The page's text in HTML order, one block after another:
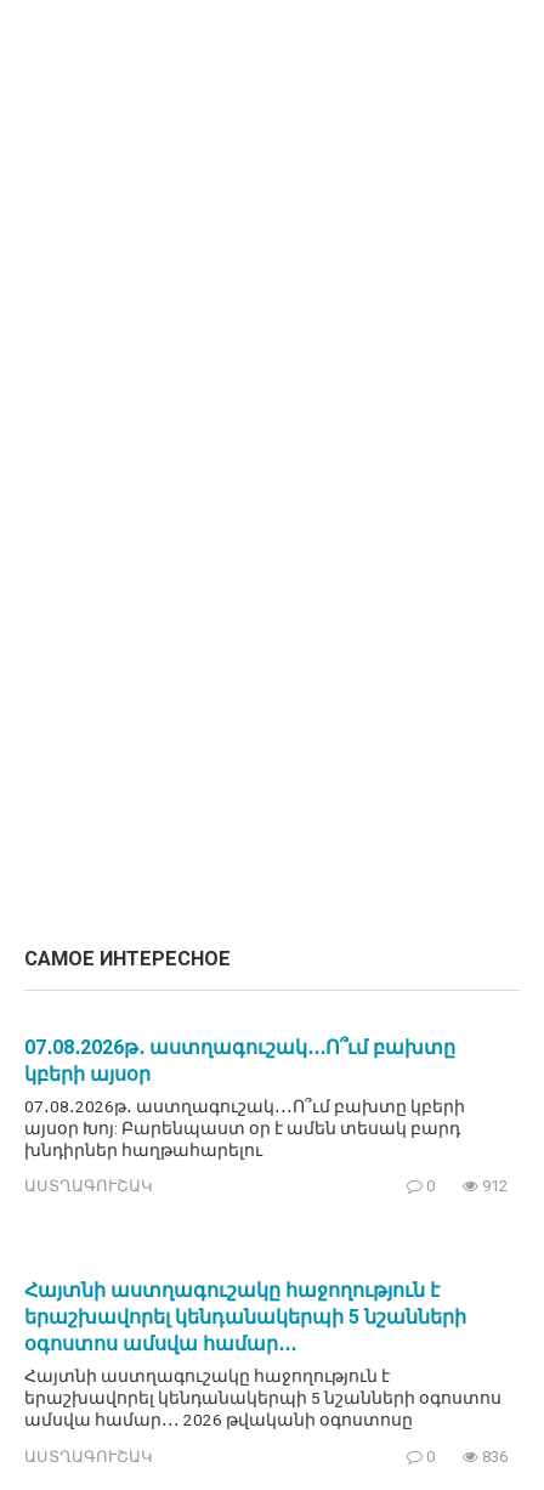
САМОЕ ИНТЕРЕСНОЕ
07․08․2026թ․ աստղագուշակ․․․Ո՞ւմ բախտը
կբերի այսօր
07․08․2026թ․ աստղագուշակ․․․Ո՞ւմ բախտը կբերի
այսօր Խոյ: Բարենպաստ օր է ամեն տեսակ բարդ
խնդիրներ հաղթահարելու
ԱՍՏՂԱԳՈՒՇԱԿ 0 912
Հայտնի աստղագուշակը հաջողություն է
երաշխավորել կենդանակերպի 5 նշանների
օգոստոս ամսվա համար․․․
Հայտնի աստղագուշակը հաջողություն է
երաշխավորել կենդանակերպի 5 նշանների օգոստոս
ամսվա համար․․․ 2026 թվականի օգոստոսը
ԱՍՏՂԱԳՈՒՇԱԿ 0 836